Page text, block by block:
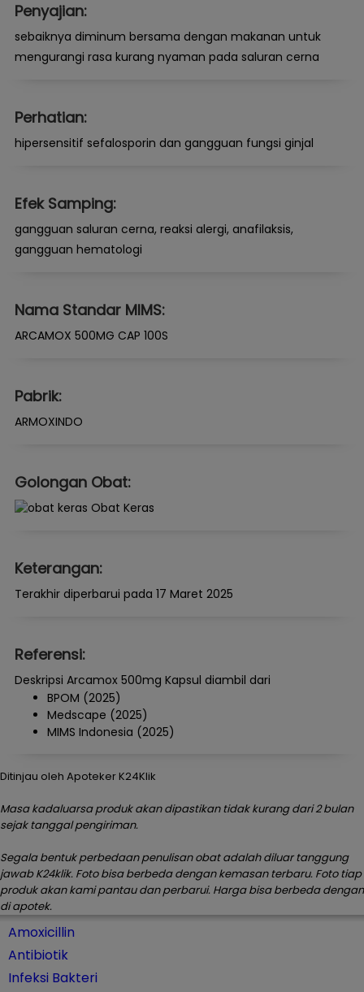
Penyajian:
sebaiknya diminum bersama dengan makanan untuk
mengurangi rasa kurang nyaman pada saluran cerna
Perhatian:
hipersensitif sefalosporin dan gangguan fungsi ginjal
Efek Samping:
gangguan saluran cerna, reaksi alergi, anafilaksis,
gangguan hematologi
Nama Standar MIMS:
ARCAMOX 500MG CAP 100S
Pabrik:
ARMOXINDO
Golongan Obat:
Obat Keras
Keterangan:
Terakhir diperbarui pada 17 Maret 2025
Referensi:
Deskripsi Arcamox 500mg Kapsul diambil dari
BPOM (2025)
Medscape (2025)
MIMS Indonesia (2025)
Ditinjau oleh Apoteker K24Klik
Masa kadaluarsa produk akan dipastikan tidak kurang dari 2 bulan
sejak tanggal pengiriman.
Segala bentuk perbedaan penulisan obat adalah diluar tanggung
jawab K24klik. Foto bisa berbeda dengan kemasan terbaru. Foto tiap
produk akan kami pantau dan perbarui. Harga bisa berbeda dengan
di apotek.
Amoxicillin
Antibiotik
Infeksi Bakteri